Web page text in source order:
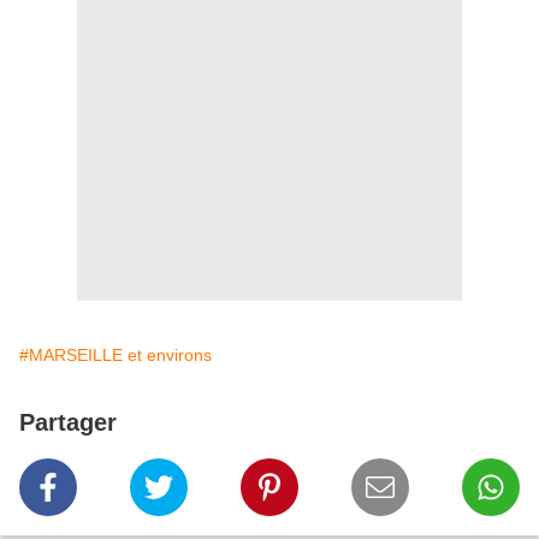
#MARSEILLE et environs
Partager